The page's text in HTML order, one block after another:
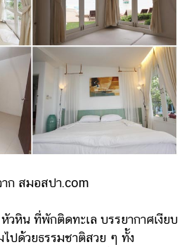
ก สมอสปา.com
น ที่พักติดทะเล บรรยากาศเงียบ
ปด้วยธรรมชาติสวย ๆ ทั้ง